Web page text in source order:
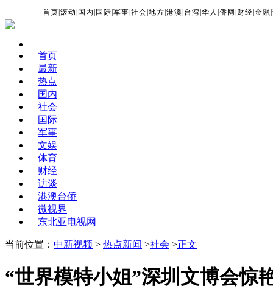
首页 |滚动 国内 国际 |军事 |社会 |地方 |港澳 台湾 |华人 |侨网 财经 |金融 |
首页
最新
热点
国内
社会
国际
军事
文娱
体育
财经
访谈
港澳台侨
微视界
东北亚电视网
当前位置： 中新视频 > 热点新闻 >社会 >正文
“世界模特小姐”深圳文博会惊